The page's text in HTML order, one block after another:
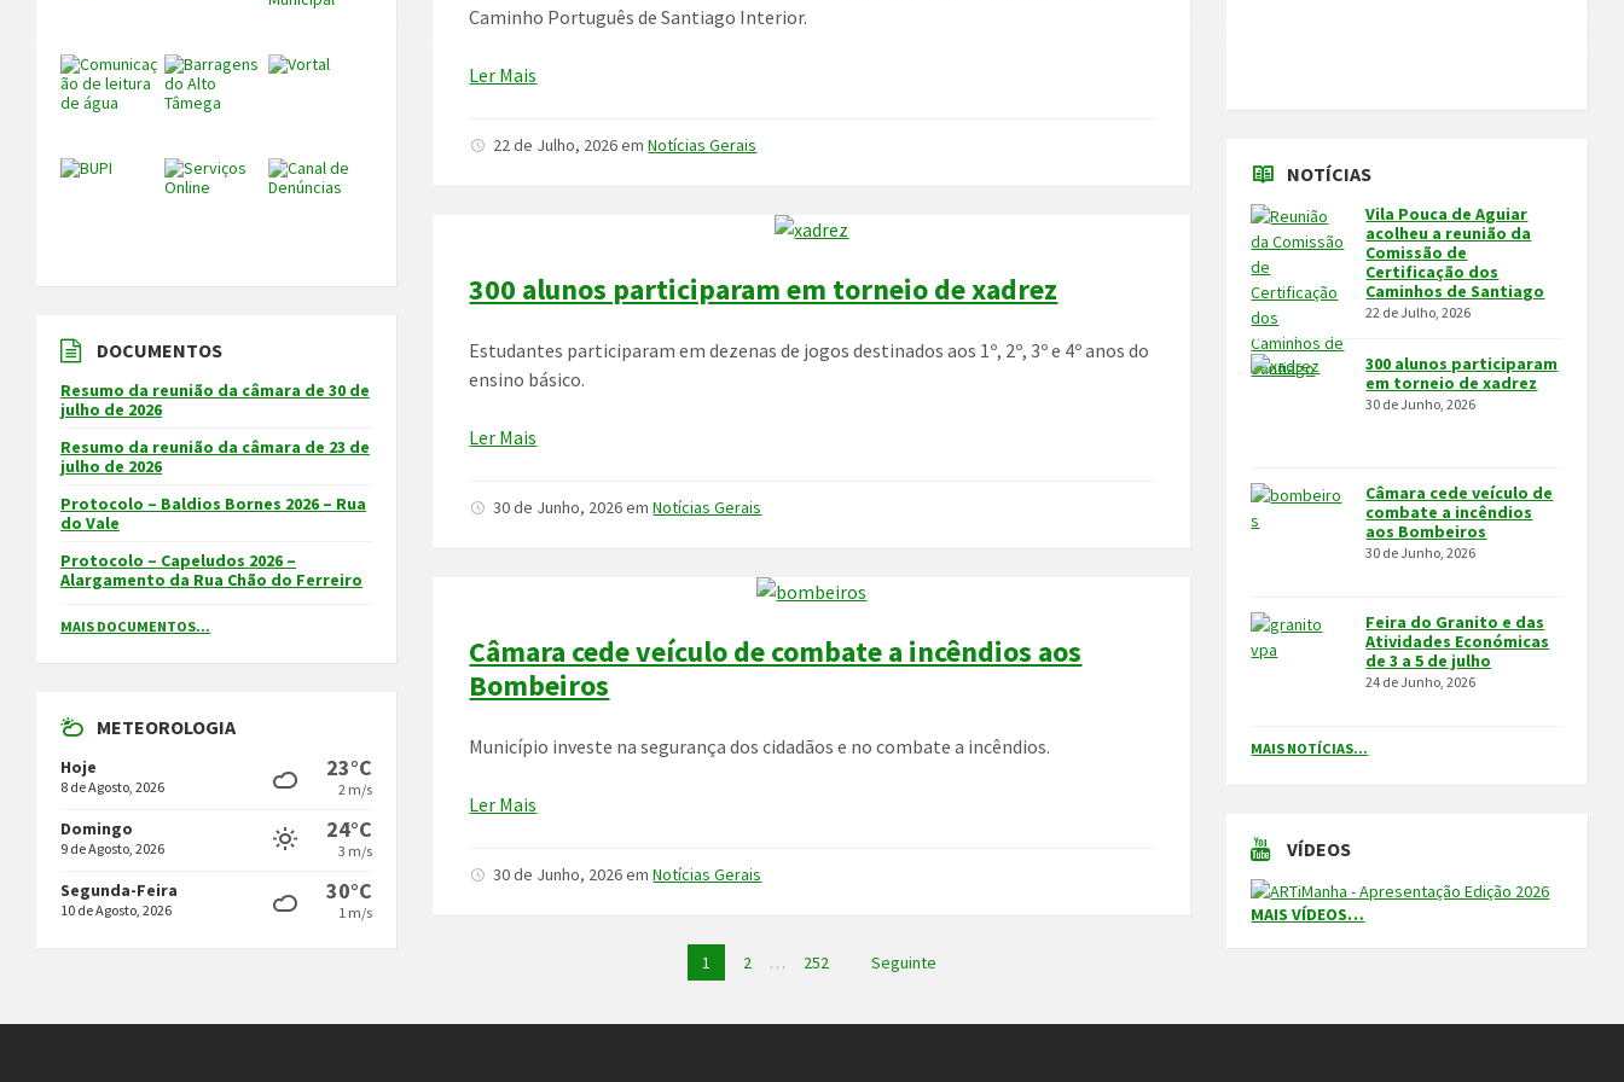
Caminho Português de Santiago Interior.
Ler Mais
22 de Julho, 2026emNotícias Gerais
300 alunos participaram em torneio de xadrez
Estudantes participaram em dezenas de jogos destinados aos 1º, 2º, 3º e 4º anos do
ensino básico.
Ler Mais
30 de Junho, 2026emNotícias Gerais
Câmara cede veículo de combate a incêndios aos
Bombeiros
Município investe na segurança dos cidadãos e no combate a incêndios.
Ler Mais
30 de Junho, 2026emNotícias Gerais
conteúdos
1 2 … 252 Seguinte
DOCUMENTOS
Resumo da reunião da câmara de 30 de
julho de 2026
Resumo da reunião da câmara de 23 de
julho de 2026
Protocolo – Baldios Bornes 2026 – Rua
do Vale
Protocolo – Capeludos 2026 –
Alargamento da Rua Chão do Ferreiro
MAIS DOCUMENTOS...
METEOROLOGIA
Hoje
8 de Agosto, 2026
23°C
2 m/s
Domingo
9 de Agosto, 2026
24°C
3 m/s
Segunda-Feira
10 de Agosto, 2026
30°C
1 m/s
NOTÍCIAS
Vila Pouca de Aguiar
acolheu a reunião da
Comissão de
Certificação dos
Caminhos de Santiago
22 de Julho, 2026
300 alunos participaram
em torneio de xadrez
30 de Junho, 2026
Câmara cede veículo de
combate a incêndios
aos Bombeiros
30 de Junho, 2026
Feira do Granito e das
Atividades Económicas
de 3 a 5 de julho
24 de Junho, 2026
MAIS NOTÍCIAS...
VÍDEOS
MAIS VÍDEOS…